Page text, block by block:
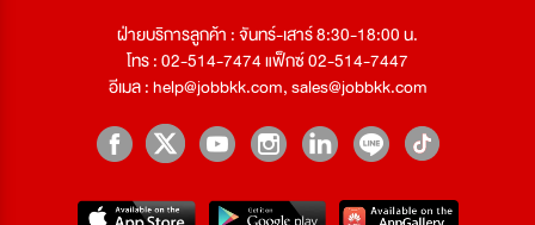
ฝ่ายบริการลูกค้า : จันทร์-เสาร์ 8:30-18:00 น.
โทร : 02-514-7474 แฟ็กซ์ 02-514-7447
อีเมล :help@jobbkk.com,sales@jobbkk.com